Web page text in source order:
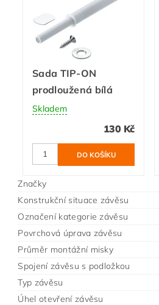
Sada TIP-ON
prodloužená bílá
Skladem
130 Kč
Značky
Konstrukční situace závěsu
Označení kategorie závěsu
Povrchová úprava závěsu
Průměr montážní misky
Spojení závěsu s podložkou
Typ závěsu
Úhel otevření závěsu